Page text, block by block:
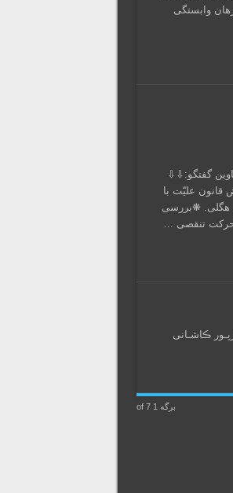
وابستگی
❋اهمّ عناوین گفتگو:⇩⇩
علیّت با
هگلی. ❋بررسی
تنقصی …
ڪاشـانی
برگه 1 of 7